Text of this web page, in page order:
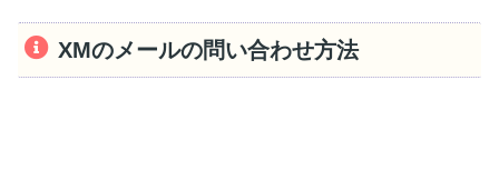
XMのメールの問い合わせ方法